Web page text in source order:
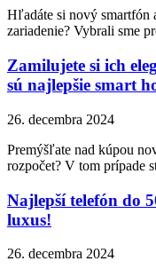
Hľadáte si nový smartfón
zariadenie? Vybrali sme
Zamilujete si ich
sú najlepšie smart
26. decembra 2024
Premýšľate nad kúpou
rozpočet? V tom prípade
Najlepší telefón do
luxus!
26. decembra 2024